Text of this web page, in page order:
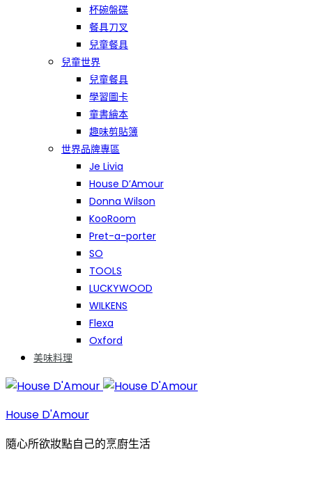
杯碗盤碟
餐具刀叉
兒童餐具
兒童世界
兒童餐具
學習圖卡
童書繪本
趣味剪貼簿
世界品牌專區
Je Livia
House D’Amour
Donna Wilson
KooRoom
Pret-a-porter
SO
TOOLS
LUCKYWOOD
WILKENS
Flexa
Oxford
美味料理
House D'Amour
隨心所欲妝點自己的烹廚生活